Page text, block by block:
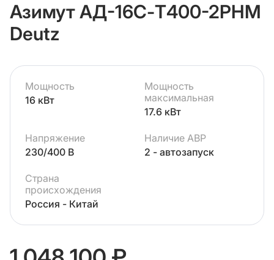
Азимут АД-16С-Т400-2РНМ
Deutz
Мощность
16 кВт
Мощность
максимальная
17.6 кВт
Напряжение
230/400 В
Наличие АВР
2 - автозапуск
Страна
происхождения
Россия - Китай